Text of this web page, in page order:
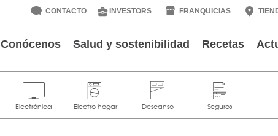
CONTACTO INVESTORS FRANQUICIAS
Conócenos Salud y sostenibilidad Recetas